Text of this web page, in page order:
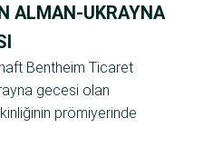
ALMAN-UKRAYNA
Bentheim Ticaret
gecesi olan
prömiyerinde